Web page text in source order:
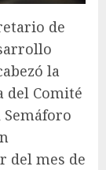
de
la
del Comité
del mes de